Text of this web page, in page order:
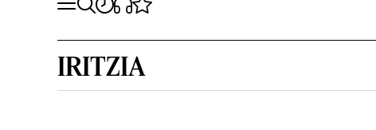
IRITZIA